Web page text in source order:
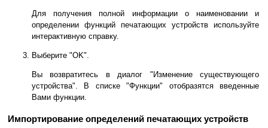
Для получения полной информации о наименовании и
определении функций печатающих устройств используйте
интерактивную справку.
Выберите "OK".
Вы возвратитесь в диалог "Изменение существующего
устройства". В списке "Функции" отобразятся введенные
Вами функции.
Импортирование определений печатающих устройств